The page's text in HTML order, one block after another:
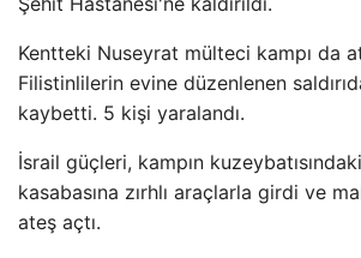
Kentteki Nuseyrat mülteci kampı da
Filistinlilerin evine düzenlenen
kaybetti. 5 kişi yaralandı.
İsrail güçleri, kampın
kasabasına zırhlı araçlarla girdi ve
ateş açtı.